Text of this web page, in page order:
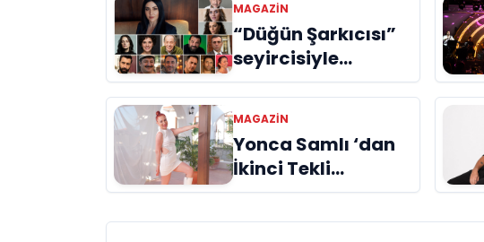
MAGAZİN
“Düğün Şarkıcısı”
seyircisiyle
buluşmak için gün
sayıyor
MAGAZİN
Yonca Samlı ‘dan
İkinci Tekli
“Donacaksın
Sevgilim “